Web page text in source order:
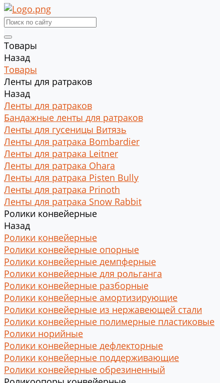
Товары
Назад
Товары
Ленты для ратраков
Назад
Ленты для ратраков
Бандажные ленты для ратраков
Ленты для гусеницы Витязь
Ленты для ратрака Bombardier
Ленты для ратрака Leitner
Ленты для ратрака Ohara
Ленты для ратрака Pisten Bully
Ленты для ратрака Prinoth
Ленты для ратрака Snow Rabbit
Ролики конвейерные
Назад
Ролики конвейерные
Ролики конвейерные опорные
Ролики конвейерные демпферные
Ролики конвейерные для рольганга
Ролики конвейерные разборные
Ролики конвейерные амортизирующие
Ролики конвейерные из нержавеющей стали
Ролики конвейерные полимерные пластиковые
Ролики норийные
Ролики конвейерные дефлекторные
Ролики конвейерные поддерживающие
Ролики конвейерные обрезиненный